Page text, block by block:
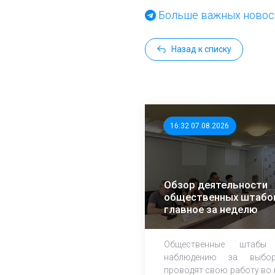
Больше важных
Назад к списку
16:32 07.08.2026
Обзор деятельности
общественных
главное за неделю
Общественные
наблюдению за
проводят свою работу во